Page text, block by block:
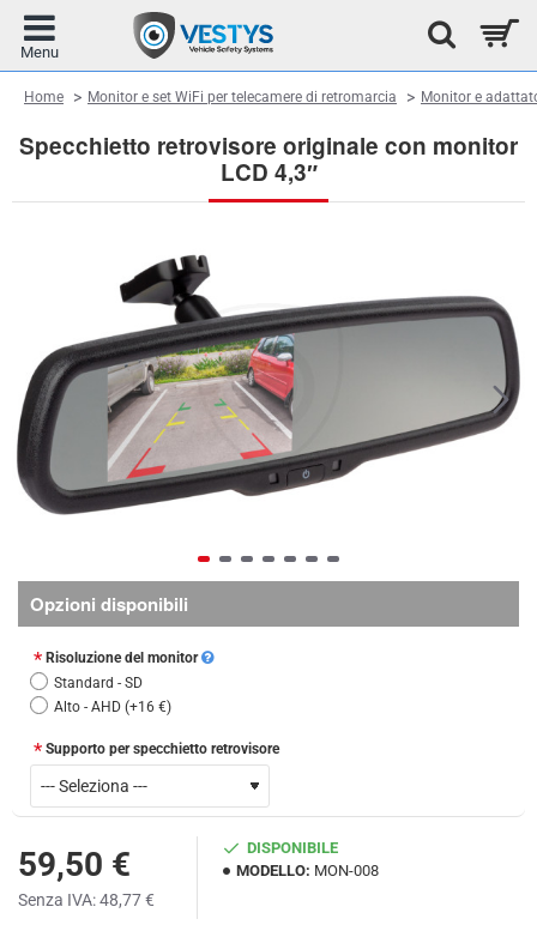
Specchietto retrovisore originale con monitor
LCD 4,3″
HomehomeMonitor e set WiFi per telecamere di retromarcia Monitor e
59,50 €
Senza IVA: 48,77 €
DISPONIBILE
MODELLO: MON-008
Opzioni disponibili
Risoluzione del monitor
Standard - SD
Alto - AHD (+16 €)
Supporto per specchietto retrovisore